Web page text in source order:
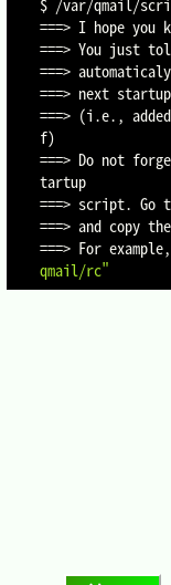
===>
===>
===>
===>
===> (i.e., added
f)
===> Do not
===>
===>
===> For example,
qmail/rc"